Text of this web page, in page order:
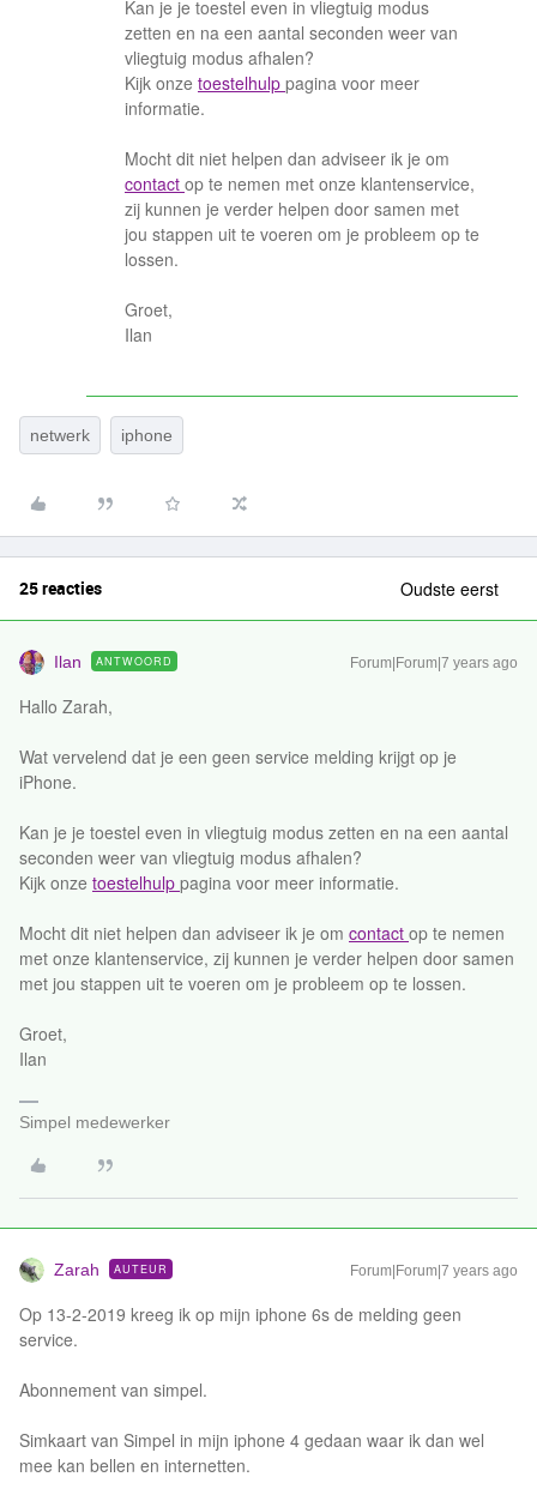
Kan je je toestel even in vliegtuig modus
zetten en na een aantal seconden weer van
vliegtuig modus afhalen?
Kijk onze toestelhulp pagina voor meer
informatie.
Mocht dit niet helpen dan adviseer ik je om
contact op te nemen met onze klantenservice,
zij kunnen je verder helpen door samen met
jou stappen uit te voeren om je probleem op te
lossen.
Groet,
Ilan
netwerk iphone
25 reacties Oudste eerst
Ilan ANTWOORD Forum|Forum|7 years ago
Hallo Zarah,
Wat vervelend dat je een geen service melding krijgt op je
iPhone.
Kan je je toestel even in vliegtuig modus zetten en na een aantal
seconden weer van vliegtuig modus afhalen?
Kijk onze toestelhulp pagina voor meer informatie.
Mocht dit niet helpen dan adviseer ik je om contact op te nemen
met onze klantenservice, zij kunnen je verder helpen door samen
met jou stappen uit te voeren om je probleem op te lossen.
Groet,
Ilan
Simpel medewerker
Zarah AUTEUR Forum|Forum|7 years ago
Op 13-2-2019 kreeg ik op mijn iphone 6s de melding geen
service.
Abonnement van simpel.
Simkaart van Simpel in mijn iphone 4 gedaan waar ik dan wel
mee kan bellen en internetten.